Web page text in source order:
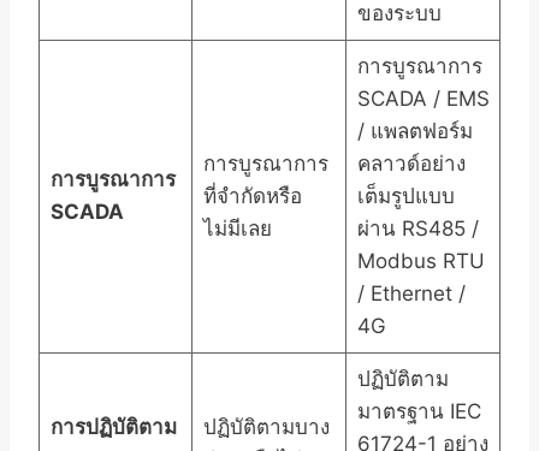
ของระบบ
การบูรณาการ
SCADA
การบูรณาการ
ที่จำกัดหรือ
ไม่มีเลย
การบูรณาการ
SCADA / EMS
/ แพลตฟอร์ม
คลาวด์อย่าง
เต็มรูปแบบ
ผ่าน RS485 /
Modbus RTU
/ Ethernet /
4G
การปฏิบัติตาม
ปฏิบัติตามบาง
ปฏิบัติตาม
มาตรฐาน IEC
61724-1 อย่าง